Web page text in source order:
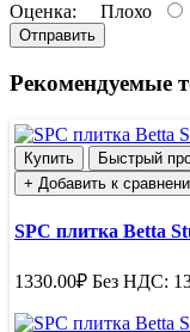
Оценка: Плохо
Отправить
Рекомендуемые
Купить Быстрый
+ Добавить к
SPC плитка Betta
1330.00₽ Без НДС: